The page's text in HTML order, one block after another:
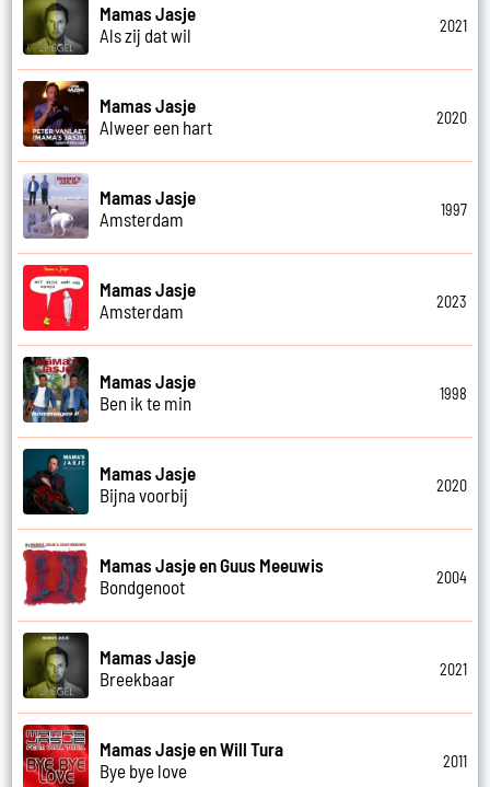
Mamas Jasje
Als zij dat wil
2021
Mamas Jasje
Alweer een hart
2020
Mamas Jasje
Amsterdam
1997
Mamas Jasje
Amsterdam
2023
Mamas Jasje
Ben ik te min
1998
Mamas Jasje
Bijna voorbij
2020
Mamas Jasje en Guus Meeuwis
Bondgenoot
2004
Mamas Jasje
Breekbaar
2021
Mamas Jasje en Will Tura
Bye bye love
2011